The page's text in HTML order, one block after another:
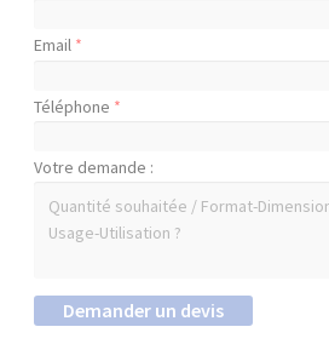
Email *
Téléphone *
Votre demande :